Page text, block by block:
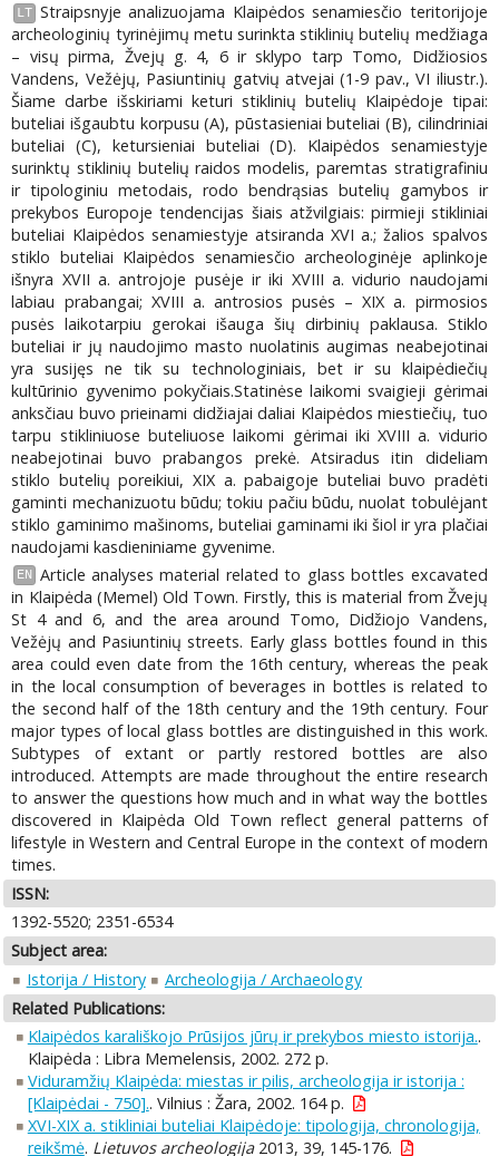
LT Straipsnyje analizuojama Klaipėdos senamiesčio teritorijoje
archeologinių tyrinėjimų metu surinkta stiklinių butelių medžiaga
– visų pirma, Žvejų g. 4, 6 ir sklypo tarp Tomo, Didžiosios
Vandens, Vežėjų, Pasiuntinių gatvių atvejai (1-9 pav., VI iliustr.).
Šiame darbe išskiriami keturi stiklinių butelių Klaipėdoje tipai:
buteliai išgaubtu korpusu (A), pūstasieniai buteliai (B), cilindriniai
buteliai (C), ketursieniai buteliai (D). Klaipėdos senamiestyje
surinktų stiklinių butelių raidos modelis, paremtas stratigrafiniu
ir tipologiniu metodais, rodo bendrąsias butelių gamybos ir
prekybos Europoje tendencijas šiais atžvilgiais: pirmieji stikliniai
buteliai Klaipėdos senamiestyje atsiranda XVI a.; žalios spalvos
stiklo buteliai Klaipėdos senamiesčio archeologinėje aplinkoje
išnyra XVII a. antrojoje pusėje ir iki XVIII a. vidurio naudojami
labiau prabangai; XVIII a. antrosios pusės – XIX a. pirmosios
pusės laikotarpiu gerokai išauga šių dirbinių paklausa. Stiklo
buteliai ir jų naudojimo masto nuolatinis augimas neabejotinai
yra susijęs ne tik su technologiniais, bet ir su klaipėdiečių
kultūrinio gyvenimo pokyčiais.Statinėse laikomi svaigieji gėrimai
anksčiau buvo prieinami didžiajai daliai Klaipėdos miestiečių, tuo
tarpu stikliniuose buteliuose laikomi gėrimai iki XVIII a. vidurio
neabejotinai buvo prabangos prekė. Atsiradus itin dideliam
stiklo butelių poreikiui, XIX a. pabaigoje buteliai buvo pradėti
gaminti mechanizuotu būdu; tokiu pačiu būdu, nuolat tobulėjant
stiklo gaminimo mašinoms, buteliai gaminami iki šiol ir yra plačiai
naudojami kasdieniniame gyvenime.
EN
Article analyses material related to glass bottles excavated
in Klaipėda (Memel) Old Town. Firstly, this is material from Žvejų
St 4 and 6, and the area around Tomo, Didžiojo Vandens,
Vežėjų and Pasiuntinių streets. Early glass bottles found in this
area could even date from the 16th century, whereas the peak
in the local consumption of beverages in bottles is related to
the second half of the 18th century and the 19th century. Four
major types of local glass bottles are distinguished in this work.
Subtypes of extant or partly restored bottles are also
introduced. Attempts are made throughout the entire research
to answer the questions how much and in what way the bottles
discovered in Klaipėda Old Town reflect general patterns of
lifestyle in Western and Central Europe in the context of modern
times.
ISSN:
1392-5520; 2351-6534
Subject area:
Istorija / History
Archeologija / Archaeology
Related Publications:
Klaipėdos karališkojo Prūsijos jūrų ir prekybos miesto istorija..
Klaipėda : Libra Memelensis, 2002. 272 p.
Viduramžių Klaipėda: miestas ir pilis, archeologija ir istorija :
[Klaipėdai - 750].. Vilnius : Žara, 2002. 164 p.
XVI-XIX a. stikliniai buteliai Klaipėdoje: tipologija, chronologija,
reikšmė. Lietuvos archeologija2013, 39, 145-176.